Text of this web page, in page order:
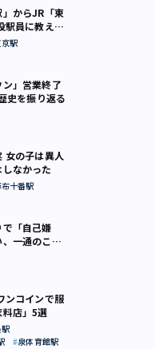
からJR「東
駅員に教えて
駅
」営業終了
史を振り返る
女の子は異人
なかった
十番駅
「自己嫌
一通のここ
ンコインで服
店」5選
泉体育館駅